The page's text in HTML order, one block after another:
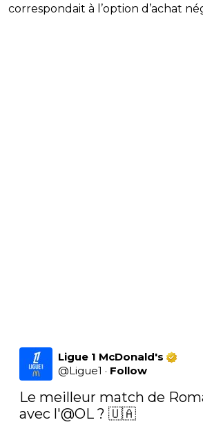
correspondait à l’option d’achat
Ligue 1 McDonald's
@Ligue1 · Follow
Le meilleur match de
avec l'@OL ? 🇺🇦